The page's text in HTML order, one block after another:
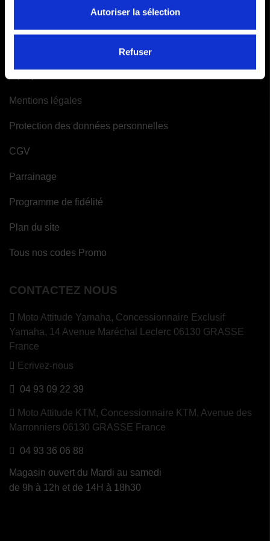
Autoriser la sélection
Refuser
Mentions légales
Protection des données personnelles
CGV
Parrainage
Programme de fidélité
Plan du site
Tous nos codes Promo
CONTACTEZ NOUS
Moto Attitude Yamaha, Concessionnaire Exclusif
Yamaha, 14 Avenue Maréchal Leclerc 06130 GRASSE
France
Ecrivez-nous
04 93 09 22 39
Moto Attitude KTM, Concessionnaire KTM, Avenue des
Marronniers 06130 GRASSE France
04 93 36 06 88
Magasin ouvert du Mardi au samedi
de 9h à 12h et de 14H à 18h30